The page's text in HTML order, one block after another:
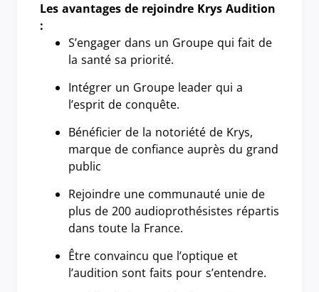
Les avantages de rejoindre Krys Audition
:
S’engager dans un Groupe qui fait de
la santé sa priorité.
Intégrer un Groupe leader qui a
l’esprit de conquête.
Bénéficier de la notoriété de Krys,
marque de confiance auprès du grand
public
Rejoindre une communauté unie de
plus de 200 audioprothésistes répartis
dans toute la France.
Être convaincu que l’optique et
l’audition sont faits pour s’entendre.